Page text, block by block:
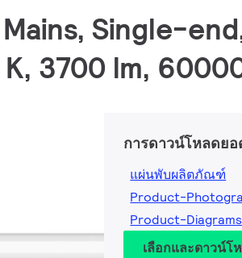
Single-
3700 lm,
การดาวน์โหลดย
แผ่นพับผลิตภัณฑ์
Product-
Product-
เลือกและดาวน์โ